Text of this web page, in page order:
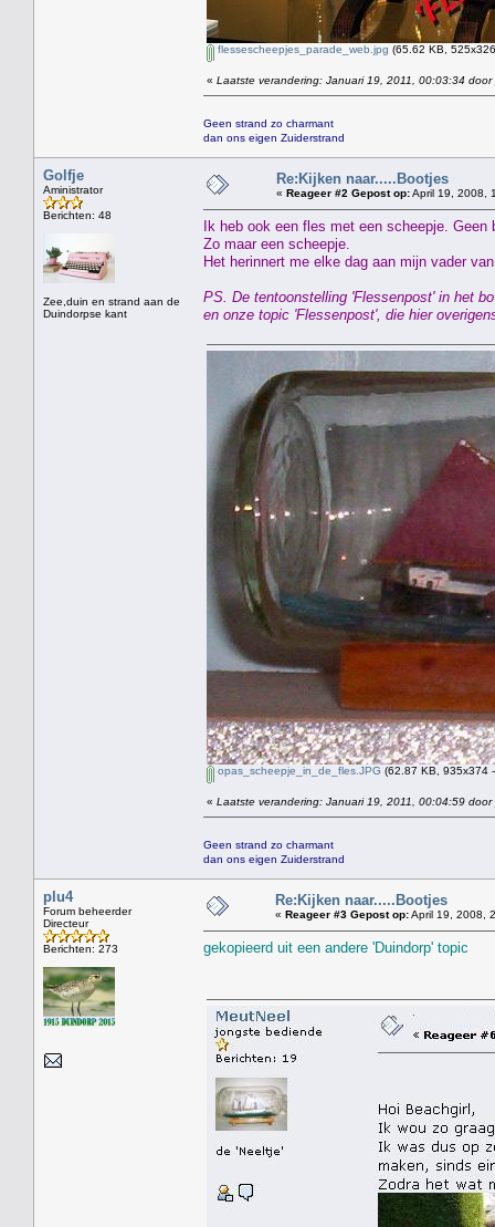
flessescheepjes_parade_web.jpg (65.62 KB,
« Laatste verandering: Januari 19, 2011, 00:03:34 door
Geen strand zo charmant
dan ons eigen Zuiderstrand
Golfje
Aministrator
Berichten: 48
Zee,duin en strand aan de
Duindorpse kant
Re:Kijken naar.....Bootjes
« Reageer #2 Gepost op:April 19, 2008,
Ik heb ook een fles met een scheepje. Geen
Zo maar een scheepje.
Het herinnert me elke dag aan mijn vader
PS. De tentoonstelling 'Flessenpost' in het
en onze topic 'Flessenpost', die hier
opas_scheepje_in_de_fles.JPG (62.87 KB, 935x374
« Laatste verandering: Januari 19, 2011, 00:04:59 door
Geen strand zo charmant
dan ons eigen Zuiderstrand
plu4
Forum beheerder
Directeur
Berichten: 273
Re:Kijken naar.....Bootjes
« Reageer #3 Gepost op:April 19, 2008,
gekopieerd uit een andere 'Duindorp' topic